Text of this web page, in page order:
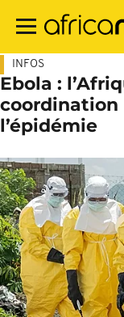
contenu
INFOS
Ebola :
coordination
l’épidémie